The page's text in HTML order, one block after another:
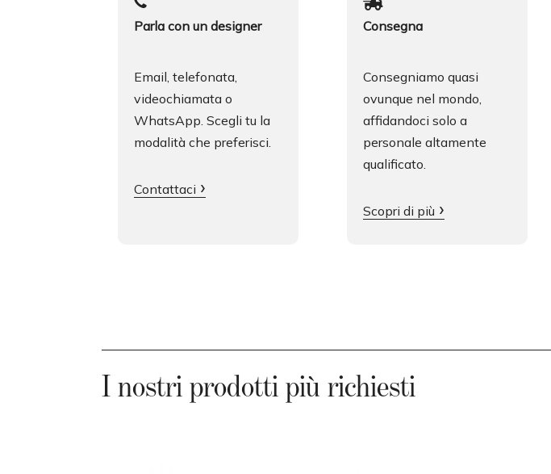
n
n
s
o
Parla con un designer
Email, telefonata,
videochiamata o
WhatsApp. Scegli tu la
modalità che preferisci.
Contattaci
Consegna
Consegniamo quasi
ovunque nel mondo,
affidandoci solo a
personale altamente
qualificato.
Scopri di più
I nostri prodotti più richiesti